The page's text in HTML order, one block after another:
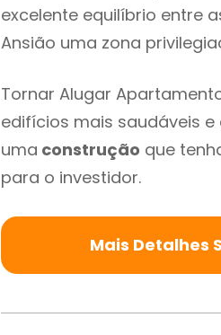
excelente equilíbrio entre
Ansião uma zona
Tornar Alugar
edifícios mais saudáveis
uma construção que
para o investidor.
Mais Detalhes